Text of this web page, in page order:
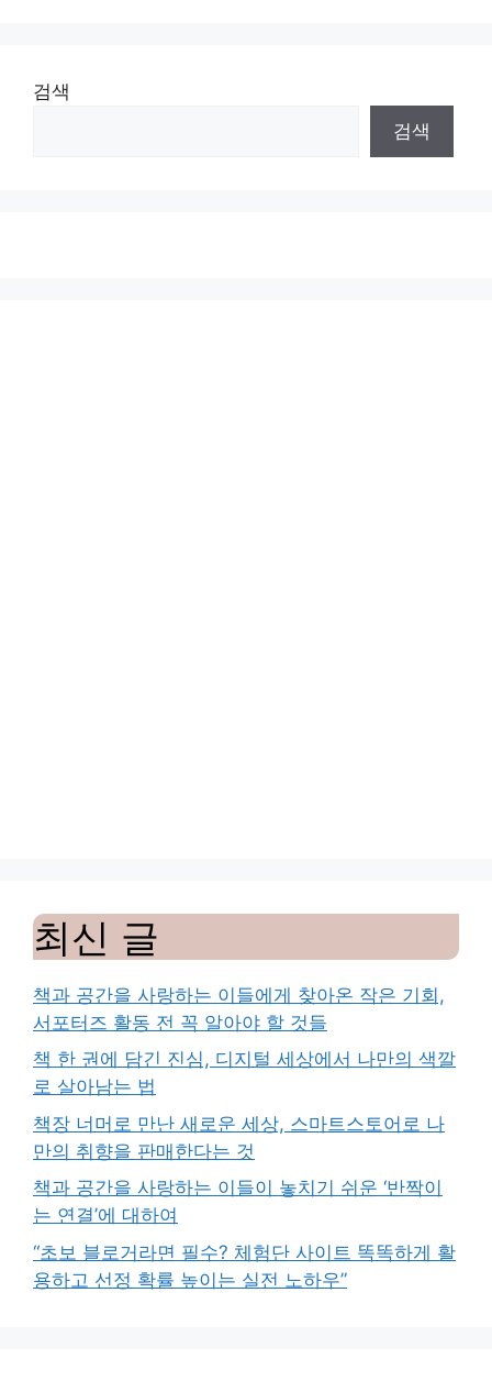
검색
검색
최신 글
책과 공간을 사랑하는 이들에게 찾아온 작은 기회,
서포터즈 활동 전 꼭 알아야 할 것들
책 한 권에 담긴 진심, 디지털 세상에서 나만의 색깔
로 살아남는 법
책장 너머로 만난 새로운 세상, 스마트스토어로 나
만의 취향을 판매한다는 것
책과 공간을 사랑하는 이들이 놓치기 쉬운 ‘반짝이
는 연결’에 대하여
“초보 블로거라면 필수? 체험단 사이트 똑똑하게 활
용하고 선정 확률 높이는 실전 노하우”